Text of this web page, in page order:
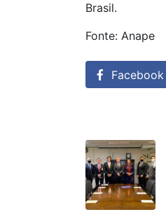
Brasil.
Fonte: Anape
Facebook